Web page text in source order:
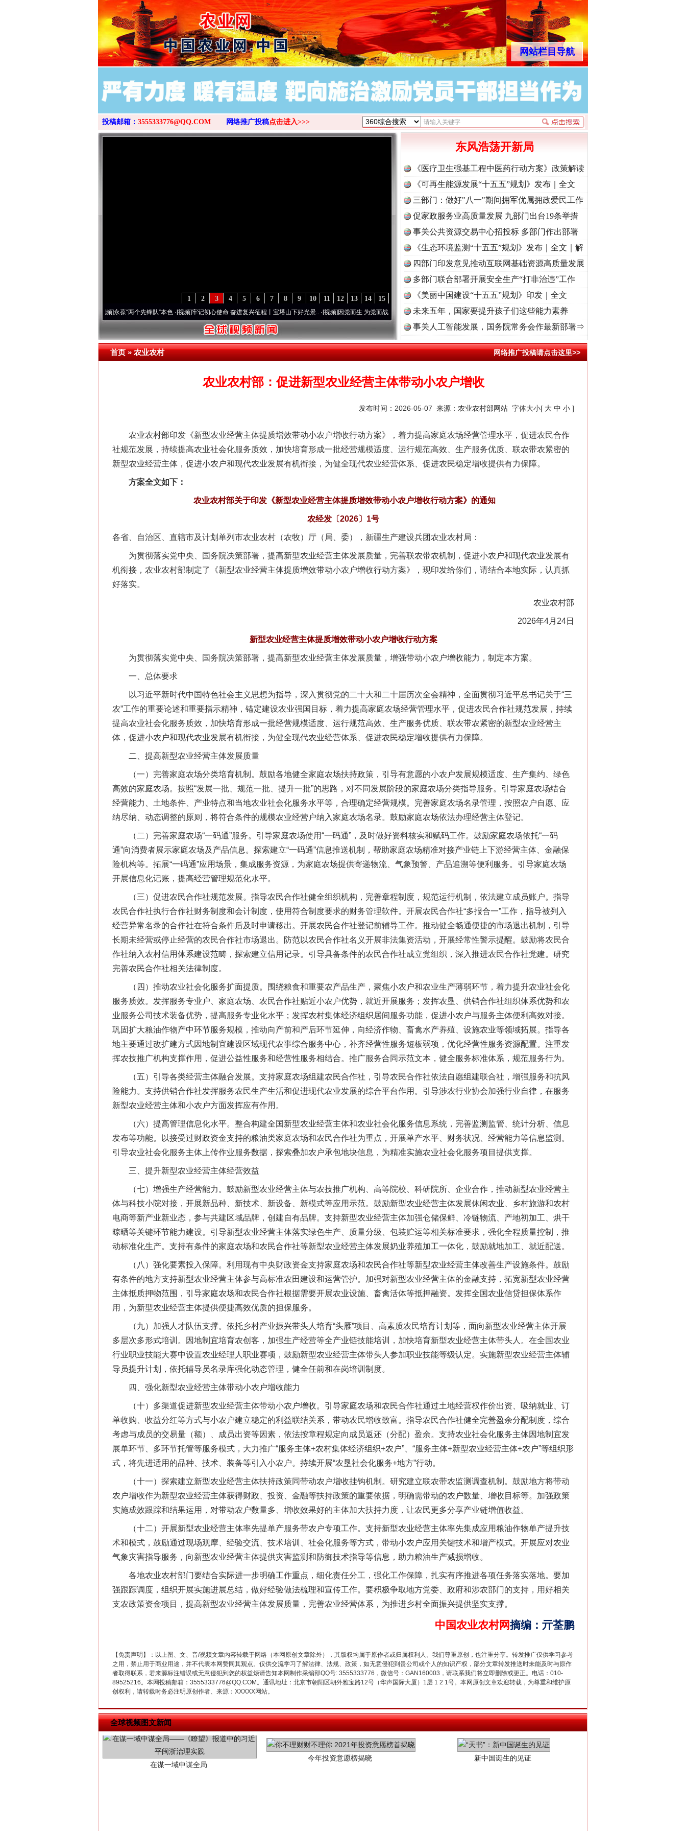
>
网站栏目导航
投稿邮箱： 3555333776@QQ.COM 网络推广投稿点击进入>>>
15
14
13
12
11
10
9
8
7
6
5
4
3
2
1
永葆“两个先锋队”本色·[视频]牢记初心使命 奋进复兴征程丨宝塔山下好光景..·[视频]因党而生 为党而战——百年“纪”事⑧加强纪律..·[视频] 牢记初心使命 奋进复兴征程丨“转折之城”激荡..
东风浩荡开新局
《医疗卫生强基工程中医药行动方案》政策解读
《可再生能源发展“十五五”规划》发布｜全文
三部门：做好"八一"期间拥军优属拥政爱民工作
促家政服务业高质量发展 九部门出台19条举措
事关公共资源交易中心招投标 多部门作出部署
《生态环境监测“十五五”规划》发布｜全文｜解
读
四部门印发意见推动互联网基础资源高质量发展
多部门联合部署开展安全生产“打非治违”工作
《美丽中国建设“十五五”规划》印发｜全文
未来五年，国家要提升孩子们这些能力素养
事关人工智能发展，国务院常务会作最新部署⇒
首页»农业农村 网络推广投稿请点击这里>>
农业农村部：促进新型农业经营主体带动小农户增收
发布时间：2026-05-07 来源： 农业农村部网站 字体大小[ 大 中 小 ]
农业农村部印发《新型农业经营主体提质增效带动小农户增收行动方案》，着力提高家庭农场经营管理水平，促进农民合作
社规范发展，持续提高农业社会化服务质效，加快培育形成一批经营规模适度、运行规范高效、生产服务优质、联农带农紧密的
新型农业经营主体，促进小农户和现代农业发展有机衔接，为健全现代农业经营体系、促进农民稳定增收提供有力保障。
方案全文如下：
农业农村部关于印发《新型农业经营主体提质增效带动小农户增收行动方案》的通知
农经发〔2026〕1号
各省、自治区、直辖市及计划单列市农业农村（农牧）厅（局、委），新疆生产建设兵团农业农村局：
为贯彻落实党中央、国务院决策部署，提高新型农业经营主体发展质量，完善联农带农机制，促进小农户和现代农业发展有
机衔接，农业农村部制定了《新型农业经营主体提质增效带动小农户增收行动方案》，现印发给你们，请结合本地实际，认真抓
好落实。
农业农村部
2026年4月24日
新型农业经营主体提质增效带动小农户增收行动方案
为贯彻落实党中央、国务院决策部署，提高新型农业经营主体发展质量，增强带动小农户增收能力，制定本方案。
一、总体要求
以习近平新时代中国特色社会主义思想为指导，深入贯彻党的二十大和二十届历次全会精神，全面贯彻习近平总书记关于“三
农”工作的重要论述和重要指示精神，锚定建设农业强国目标，着力提高家庭农场经营管理水平，促进农民合作社规范发展，持续
提高农业社会化服务质效，加快培育形成一批经营规模适度、运行规范高效、生产服务优质、联农带农紧密的新型农业经营主
体，促进小农户和现代农业发展有机衔接，为健全现代农业经营体系、促进农民稳定增收提供有力保障。
二、提高新型农业经营主体发展质量
（一）完善家庭农场分类培育机制。鼓励各地健全家庭农场扶持政策，引导有意愿的小农户发展规模适度、生产集约、绿色
高效的家庭农场。按照“发展一批、规范一批、提升一批”的思路，对不同发展阶段的家庭农场分类指导服务。引导家庭农场结合
经营能力、土地条件、产业特点和当地农业社会化服务水平等，合理确定经营规模。完善家庭农场名录管理，按照农户自愿、应
纳尽纳、动态调整的原则，将符合条件的规模农业经营户纳入家庭农场名录。鼓励家庭农场依法办理经营主体登记。
（二）完善家庭农场“一码通”服务。引导家庭农场使用“一码通”，及时做好资料核实和赋码工作。鼓励家庭农场依托“一码
通”向消费者展示家庭农场及产品信息。探索建立“一码通”信息推送机制，帮助家庭农场精准对接产业链上下游经营主体、金融保
险机构等。拓展“一码通”应用场景，集成服务资源，为家庭农场提供寄递物流、气象预警、产品追溯等便利服务。引导家庭农场
开展信息化记账，提高经营管理规范化水平。
（三）促进农民合作社规范发展。指导农民合作社健全组织机构，完善章程制度，规范运行机制，依法建立成员账户。指导
农民合作社执行合作社财务制度和会计制度，使用符合制度要求的财务管理软件。开展农民合作社“多报合一”工作，指导被列入
经营异常名录的合作社在符合条件后及时申请移出。开展农民合作社登记前辅导工作。推动健全畅通便捷的市场退出机制，引导
长期未经营或停止经营的农民合作社市场退出。防范以农民合作社名义开展非法集资活动，开展经常性警示提醒。鼓励将农民合
作社纳入农村信用体系建设范畴，探索建立信用记录。引导具备条件的农民合作社成立党组织，深入推进农民合作社党建。研究
完善农民合作社相关法律制度。
（四）推动农业社会化服务扩面提质。围绕粮食和重要农产品生产，聚焦小农户和农业生产薄弱环节，着力提升农业社会化
服务质效。发挥服务专业户、家庭农场、农民合作社贴近小农户优势，就近开展服务；发挥农垦、供销合作社组织体系优势和农
业服务公司技术装备优势，提高服务专业化水平；发挥农村集体经济组织居间服务功能，促进小农户与服务主体便利高效对接。
巩固扩大粮油作物产中环节服务规模，推动向产前和产后环节延伸，向经济作物、畜禽水产养殖、设施农业等领域拓展。指导各
地主要通过改扩建方式因地制宜建设区域现代农事综合服务中心，补齐经营性服务短板弱项，优化经营性服务资源配置。注重发
挥农技推广机构支撑作用，促进公益性服务和经营性服务相结合。推广服务合同示范文本，健全服务标准体系，规范服务行为。
（五）引导各类经营主体融合发展。支持家庭农场组建农民合作社，引导农民合作社依法自愿组建联合社，增强服务和抗风
险能力。支持供销合作社发挥服务农民生产生活和促进现代农业发展的综合平台作用。引导涉农行业协会加强行业自律，在服务
新型农业经营主体和小农户方面发挥应有作用。
（六）提高管理信息化水平。整合构建全国新型农业经营主体和农业社会化服务信息系统，完善监测监管、统计分析、信息
发布等功能。以接受过财政资金支持的粮油类家庭农场和农民合作社为重点，开展单产水平、财务状况、经营能力等信息监测。
引导农业社会化服务主体上传作业服务数据，探索叠加农户承包地块信息，为精准实施农业社会化服务项目提供支撑。
三、提升新型农业经营主体经营效益
（七）增强生产经营能力。鼓励新型农业经营主体与农技推广机构、高等院校、科研院所、企业合作，推动新型农业经营主
体与科技小院对接，开展新品种、新技术、新设备、新模式等应用示范。鼓励新型农业经营主体发展休闲农业、乡村旅游和农村
电商等新产业新业态，参与共建区域品牌，创建自有品牌。支持新型农业经营主体加强仓储保鲜、冷链物流、产地初加工、烘干
晾晒等关键环节能力建设。引导新型农业经营主体落实绿色生产、质量分级、包装贮运等相关标准要求，强化全程质量控制，推
动标准化生产。支持有条件的家庭农场和农民合作社等新型农业经营主体发展奶业养殖加工一体化，鼓励就地加工、就近配送。
（八）强化要素投入保障。利用现有中央财政资金支持家庭农场和农民合作社等新型农业经营主体改善生产设施条件。鼓励
有条件的地方支持新型农业经营主体参与高标准农田建设和运营管护。加强对新型农业经营主体的金融支持，拓宽新型农业经营
主体抵质押物范围，引导家庭农场和农民合作社根据需要开展农业设施、畜禽活体等抵押融资。发挥全国农业信贷担保体系作
用，为新型农业经营主体提供便捷高效优质的担保服务。
（九）加强人才队伍支撑。依托乡村产业振兴带头人培育“头雁”项目、高素质农民培育计划等，面向新型农业经营主体开展
多层次多形式培训。因地制宜培育农创客，加强生产经营等全产业链技能培训，加快培育新型农业经营主体带头人。在全国农业
行业职业技能大赛中设置农业经理人职业赛项，鼓励新型农业经营主体带头人参加职业技能等级认定。实施新型农业经营主体辅
导员提升计划，依托辅导员名录库强化动态管理，健全任前和在岗培训制度。
四、强化新型农业经营主体带动小农户增收能力
（十）多渠道促进新型农业经营主体带动小农户增收。引导家庭农场和农民合作社通过土地经营权作价出资、吸纳就业、订
单收购、收益分红等方式与小农户建立稳定的利益联结关系，带动农民增收致富。指导农民合作社健全完善盈余分配制度，综合
考虑与成员的交易量（额）、成员出资等因素，依法按章程规定向成员返还（分配）盈余。支持农业社会化服务主体因地制宜发
展单环节、多环节托管等服务模式，大力推广“服务主体+农村集体经济组织+农户”、“服务主体+新型农业经营主体+农户”等组织形
式，将先进适用的品种、技术、装备等引入小农户。持续开展“农垦社会化服务+地方”行动。
（十一）探索建立新型农业经营主体扶持政策同带动农户增收挂钩机制。研究建立联农带农监测调查机制。鼓励地方将带动
农户增收作为新型农业经营主体获得财政、投资、金融等扶持政策的重要依据，明确需带动的农户数量、增收目标等。加强政策
实施成效跟踪和结果运用，对带动农户数量多、增收效果好的主体加大扶持力度，让农民更多分享产业链增值收益。
（十二）开展新型农业经营主体率先提单产服务带农户专项工作。支持新型农业经营主体率先集成应用粮油作物单产提升技
术和模式，鼓励通过现场观摩、经验交流、技术培训、社会化服务等方式，带动小农户应用关键技术和增产模式。开展应对农业
气象灾害指导服务，向新型农业经营主体提供灾害监测和防御技术指导等信息，助力粮油生产减损增收。
各地农业农村部门要结合实际进一步明确工作重点，细化责任分工，强化工作保障，扎实有序推进各项任务落实落地。要加
强跟踪调度，组织开展实施进展总结，做好经验做法梳理和宣传工作。要积极争取地方党委、政府和涉农部门的支持，用好相关
支农政策资金项目，提高新型农业经营主体发展质量，完善农业经营体系，为推进乡村全面振兴提供坚实支撑。
中国农业农村网摘编 ： 亓荃鹏
【免责声明】：以上图、文、音/视频文章内容转载于网络（本网原创文章除外），其版权均属于原作者或归属权利人。我们尊重原创，也注重分享。转发推广仅供学习参考
之用，禁止用于商业用途，并不代表本网赞同其观点。仅供交流学习了解法律、法规、政策，如无意侵犯到贵公司或个人的知识产权，部分文章转发推送时未能及时与原作
者取得联系，若来源标注错误或无意侵犯到您的权益烦请告知本网制作采编部QQ号: 3555333776，微信号：GAN160003，请联系我们将立即删除或更正。电话：010-
89525216。本网投稿邮箱：3555333776@QQ.COM。通讯地址：北京市朝阳区朝外雅宝路12号（华声国际大厦）1层 1 2 1号。本网原创文章欢迎转载，为尊重和维护原
创权利，请转载时务必注明原创作者、来源：XXXXX网站。
全球视频图文新闻
网上购药对药下症？
茶叶“炒上天”
“神药”背后的真相
在谋一域中谋全局